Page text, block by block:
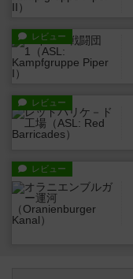
レビュー
レビュー
レビュー